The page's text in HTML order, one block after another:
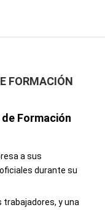
FORMACIÓN
Formación
a sus
durante su
trabajadores, y una